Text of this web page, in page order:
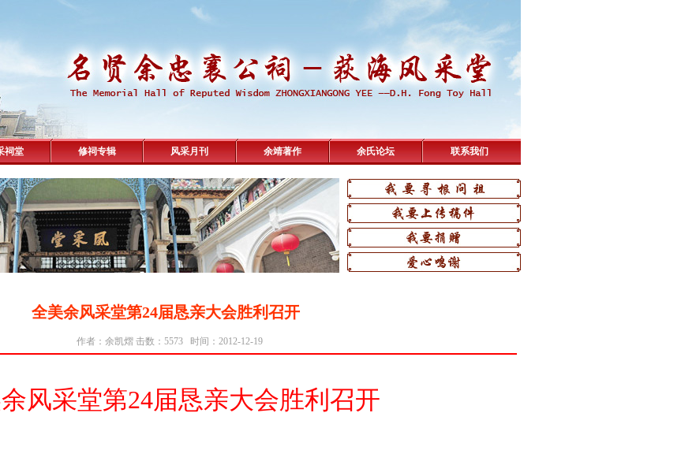
祠堂 修祠专辑 风采月刊 余靖著作 余氏论坛 联系我们
全美余风采堂第24届恳亲大会胜利召开
作者：余凯熠 击数：5573 时间：2012-12-19
风采堂第24届恳亲大会胜利召开